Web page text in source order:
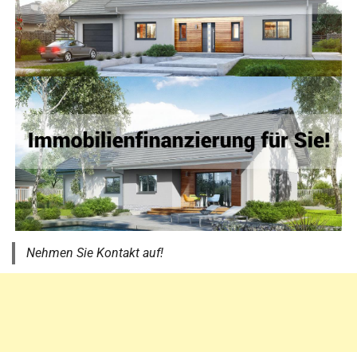
Nehmen Sie Kontakt auf!